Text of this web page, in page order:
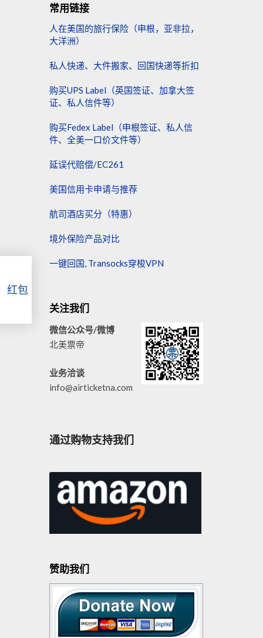
红包
常用链接
人在美国的旅行保险（申根，亚非拉，
大洋洲）
私人快递、大件搬家、回国快递等折扣
购买UPS Label（英国签证、加拿大签
证、私人信件等）
购买Fedex Label（申根签证、私人信
件、全美一口价文件等）
延误代赔偿/EC261
美国信用卡申请与推荐
航司酒店买分（特惠）
境外保险产品对比
一键回国, Transocks穿梭VPN
关注我们
微信公众号/微博
北美票帝
业务洽谈
info@airticketna.com
通过购物支持我们
赞助我们